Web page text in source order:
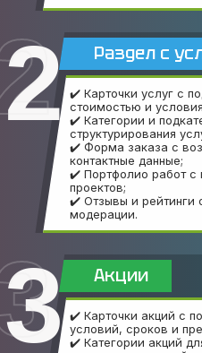
Раздел с
✔️ Карточки услуг с
стоимостью и
✔️ Категории и
структурирования
✔️ Форма заказа с
контактные данные;
✔️ Портфолио работ с
проектов;
✔️ Отзывы и рейтинги
модерации.
Акции
✔️ Карточки акций с
условий, сроков и
✔️ Категории акций